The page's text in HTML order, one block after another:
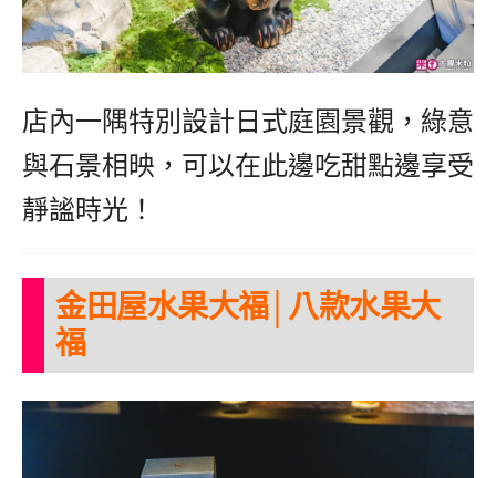
店內一隅特別設計日式庭園景觀，綠意
與石景相映，可以在此邊吃甜點邊享受
靜謐時光！
金田屋水果大福│八款水果大
福